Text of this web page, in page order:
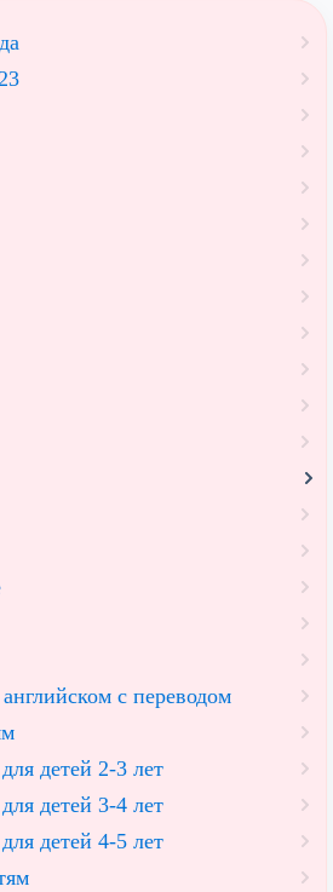
с переводом
детей 2-3 лет
детей 3-4 лет
детей 4-5 лет